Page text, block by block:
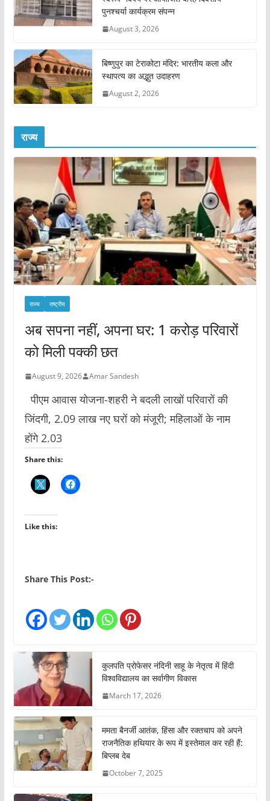
पुनश्चर्या कार्यक्रम संपन्न
August 3, 2026
बिष्णुपुर का टेराकोटा मंदिर: भारतीय कला और
स्थापत्य का अद्भुत उदाहरण
August 2, 2026
राज्य
राज्य राष्ट्रीय
अब सपना नहीं, अपना घर: 1 करोड़ परिवारों
को मिली पक्की छत
August 9, 2026 Amar Sandesh
पीएम आवास योजना-शहरी ने बदली लाखों परिवारों की
जिंदगी, 2.09 लाख नए घरों को मंजूरी; महिलाओं के नाम
होंगे 2.03
Share this:
Like this:
Share This Post:-
कुलपति प्रोफेसर नंदिनी साहू के नेतृत्व में हिंदी
विश्वविद्यालय का सर्वागीण विकास
March 17, 2026
ममता बैनर्जी आतंक, हिंसा और रक्तचाप को अपने
राजनैतिक हथियार के रूप में इस्तेमाल कर रही हैं:
बिप्लब देब
October 7, 2025